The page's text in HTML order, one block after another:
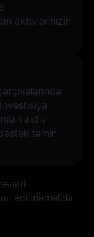
aktivlərinizin
aktiv
təmin
edilməməlidir.